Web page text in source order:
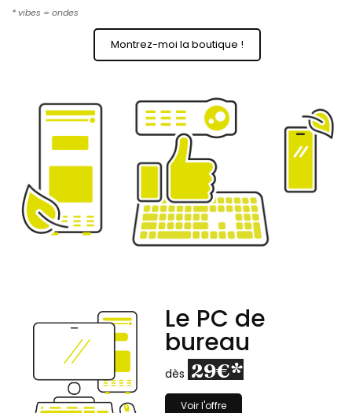
* vibes = ondes
Montrez-moi la boutique !
Le PC de
bureau
dès 29€*
Voir l'offre